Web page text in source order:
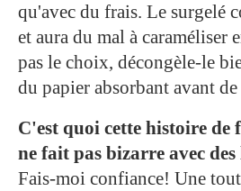
qu'avec du frais. Le surgelé
et aura du mal à caraméliser
pas le choix, décongèle-le
du papier absorbant avant
C'est quoi cette histoire de
ne fait pas bizarre avec des
Fais-moi confiance! Une